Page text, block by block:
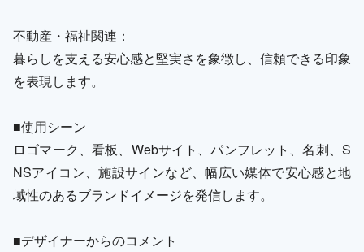
不動産・福祉関連：
暮らしを支える安心感と堅実さを象徴し、信頼できる印象
を表現します。
■使用シーン
ロゴマーク、看板、Webサイト、パンフレット、名刺、S
NSアイコン、施設サインなど、幅広い媒体で安心感と地
域性のあるブランドイメージを発信します。
■デザイナーからのコメント